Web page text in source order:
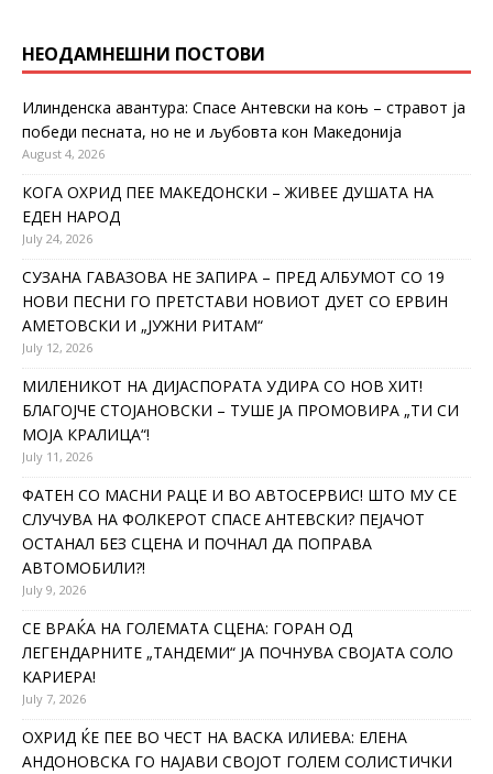
НЕОДАМНЕШНИ ПОСТОВИ
Илинденска авантура: Спасе Антевски на коњ – стравот ја
победи песната, но не и љубовта кон Македонија
August 4, 2026
КОГА ОХРИД ПЕЕ МАКЕДОНСКИ – ЖИВЕЕ ДУШАТА НА
ЕДЕН НАРОД
July 24, 2026
СУЗАНА ГАВАЗОВА НЕ ЗАПИРА – ПРЕД АЛБУМОТ СО 19
НОВИ ПЕСНИ ГО ПРЕТСТАВИ НОВИОТ ДУЕТ СО ЕРВИН
АМЕТОВСКИ И „ЈУЖНИ РИТАМ“
July 12, 2026
МИЛЕНИКОТ НА ДИЈАСПОРАТА УДИРА СО НОВ ХИТ!
БЛАГОЈЧЕ СТОЈАНОВСКИ – ТУШЕ ЈА ПРОМОВИРА „ТИ СИ
МОЈА КРАЛИЦА“!
July 11, 2026
ФАТЕН СО МАСНИ РАЦЕ И ВО АВТОСЕРВИС! ШТО МУ СЕ
СЛУЧУВА НА ФОЛКЕРОТ СПАСЕ АНТЕВСКИ? ПЕЈАЧОТ
ОСТАНАЛ БЕЗ СЦЕНА И ПОЧНАЛ ДА ПОПРАВА
АВТОМОБИЛИ?!
July 9, 2026
СЕ ВРАЌА НА ГОЛЕМАТА СЦЕНА: ГОРАН ОД
ЛЕГЕНДАРНИТЕ „ТАНДЕМИ“ ЈА ПОЧНУВА СВОЈАТА СОЛО
КАРИЕРА!
July 7, 2026
ОХРИД ЌЕ ПЕЕ ВО ЧЕСТ НА ВАСКА ИЛИЕВА: ЕЛЕНА
АНДОНОВСКА ГО НАЈАВИ СВОЈОТ ГОЛЕМ СОЛИСТИЧКИ